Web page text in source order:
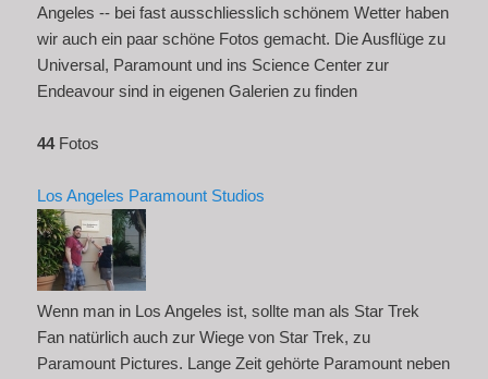
Angeles -- bei fast ausschliesslich schönem Wetter haben
wir auch ein paar schöne Fotos gemacht. Die Ausflüge zu
Universal, Paramount und ins Science Center zur
Endeavour sind in eigenen Galerien zu finden
44Fotos
Los Angeles Paramount Studios
Wenn man in Los Angeles ist, sollte man als Star Trek
Fan natürlich auch zur Wiege von Star Trek, zu
Paramount Pictures. Lange Zeit gehörte Paramount neben